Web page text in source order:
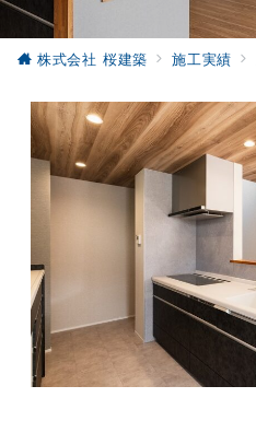
株式会社 桜建築 施工実績